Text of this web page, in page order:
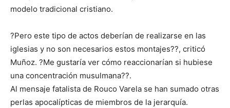
modelo tradicional cristiano.
?Pero este tipo de actos deberían de realizarse en las
iglesias y no son necesarios estos montajes??, criticó
Muñoz. ?Me gustaría ver cómo reaccionarían si hubiese
una concentración musulmana??.
Al mensaje fatalista de Rouco Varela se han sumado otras
perlas apocalípticas de miembros de la jerarquía.